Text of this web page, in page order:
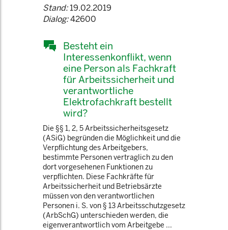
Stand:19.02.2019
Dialog:42600
Besteht ein
Interessenkonflikt, wenn
eine Person als Fachkraft
für Arbeitssicherheit und
verantwortliche
Elektrofachkraft bestellt
wird?
Die §§ 1, 2, 5 Arbeitssicherheitsgesetz
(ASiG) begründen die Möglichkeit und die
Verpflichtung des Arbeitgebers,
bestimmte Personen vertraglich zu den
dort vorgesehenen Funktionen zu
verpflichten. Diese Fachkräfte für
Arbeitssicherheit und Betriebsärzte
müssen von den verantwortlichen
Personen i. S. von § 13 Arbeitsschutzgesetz
(ArbSchG) unterschieden werden, die
eigenverantwortlich vom Arbeitgebe ...